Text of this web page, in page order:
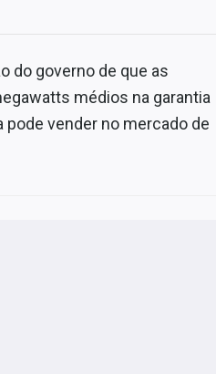
do governo de que as
médios na garantia
vender no mercado de